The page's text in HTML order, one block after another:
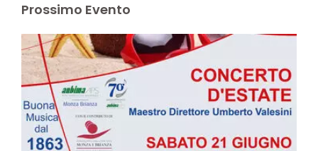
Prossimo Evento